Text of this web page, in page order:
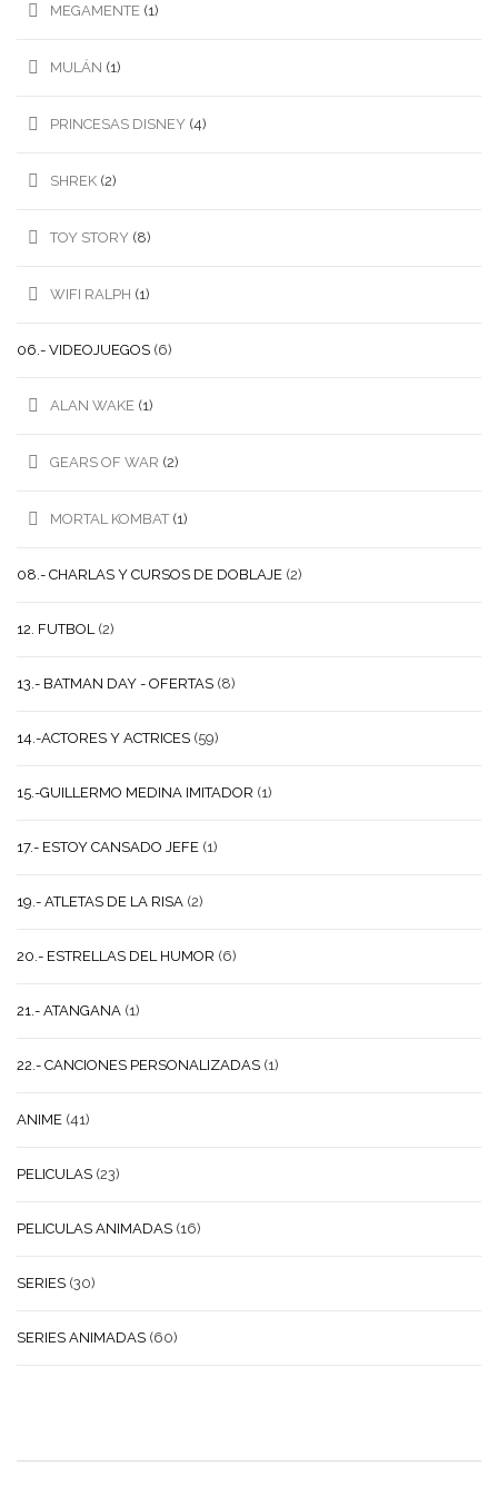
MEGAMENTE (1)
MULÁN (1)
PRINCESAS DISNEY (4)
SHREK (2)
TOY STORY (8)
WIFI RALPH (1)
06.- VIDEOJUEGOS (6)
ALAN WAKE (1)
GEARS OF WAR (2)
MORTAL KOMBAT (1)
08.- CHARLAS Y CURSOS DE DOBLAJE (2)
12. FUTBOL (2)
13.- BATMAN DAY - OFERTAS (8)
14.-ACTORES Y ACTRICES (59)
15.-GUILLERMO MEDINA IMITADOR (1)
17.- ESTOY CANSADO JEFE (1)
19.- ATLETAS DE LA RISA (2)
20.- ESTRELLAS DEL HUMOR (6)
21.- ATANGANA (1)
22.- CANCIONES PERSONALIZADAS (1)
ANIME (41)
PELICULAS (23)
PELICULAS ANIMADAS (16)
SERIES (30)
SERIES ANIMADAS (60)